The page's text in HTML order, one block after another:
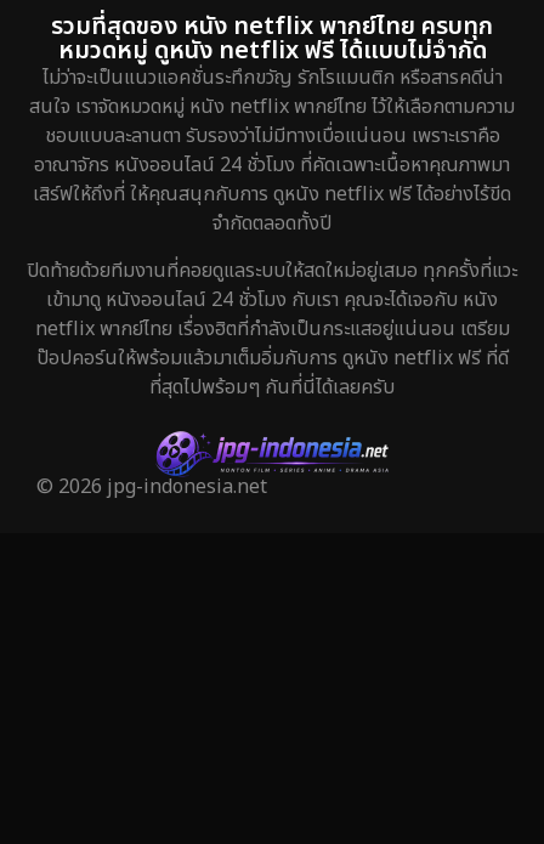
HBO GO 8
HBO Max 1
Heist 5
Historical 25
History ประวัติศาสตร์ 45
Holiday 1
Horror สยองขวัญ 325
Inspirational แรงบันดาลใจ
รวมที่สุดของ หนัง netflix พากย์ไทย ครบทุก
หมวดหมู่ ดูหนัง netflix ฟรี ได้แบบไม่จำกัด
ไม่ว่าจะเป็นแนวแอคชั่นระทึกขวัญ รักโรแมนติก หรือสารคดีน่า
สนใจ เราจัดหมวดหมู่ หนัง netflix พากย์ไทย ไว้ให้เลือกตามความ
ชอบแบบละลานตา รับรองว่าไม่มีทางเบื่อแน่นอน เพราะเราคือ
อาณาจักร หนังออนไลน์ 24 ชั่วโมง ที่คัดเฉพาะเนื้อหาคุณภาพมา
เสิร์ฟให้ถึงที่ ให้คุณสนุกกับการ ดูหนัง netflix ฟรี ได้อย่างไร้ขีด
จำกัดตลอดทั้งปี
ปิดท้ายด้วยทีมงานที่คอยดูแลระบบให้สดใหม่อยู่เสมอ ทุกครั้งที่แวะ
เข้ามาดู หนังออนไลน์ 24 ชั่วโมง กับเรา คุณจะได้เจอกับ หนัง
netflix พากย์ไทย เรื่องฮิตที่กำลังเป็นกระแสอยู่แน่นอน เตรียม
ป๊อปคอร์นให้พร้อมแล้วมาเต็มอิ่มกับการ ดูหนัง netflix ฟรี ที่ดี
ที่สุดไปพร้อมๆ กันที่นี่ได้เลยครับ
© 2026 jpg-indonesia.net